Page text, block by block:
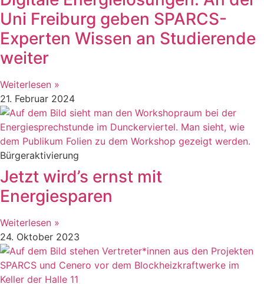
Uni Freiburg geben SPARCS-
Experten Wissen an Studierende
weiter
Weiterlesen »
21. Februar 2024
Bürgeraktivierung
Jetzt wird’s ernst mit
Energiesparen
Weiterlesen »
24. Oktober 2023